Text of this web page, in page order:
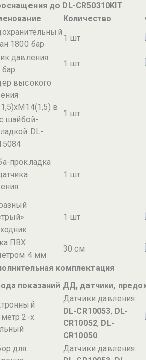
до DL-CR50310KIT
Количество
1800 бар
1 шт
давления
1 шт
высокого
в
шайбой-
DL-
1 шт
прокладка
1 шт
1 шт
ПВХ
4 мм
30 см
комплектация
показаний ДД, датчики,
2-х
Датчики давления:
DL-CR10053, DL-
CR10052, DL-
CR10050
для
Датчики давления: